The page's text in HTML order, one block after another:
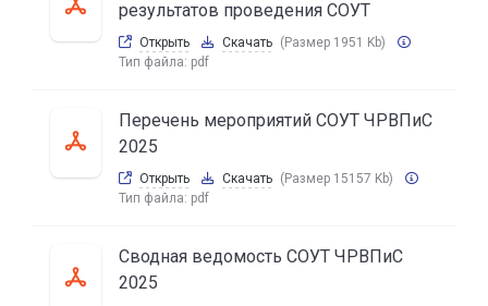
результатов проведения СОУТ
Открыть Скачать (Размер 1951 Kb)
Тип файла: pdf
Перечень мероприятий СОУТ ЧРВПиС
2025
Открыть Скачать (Размер 15157 Kb)
Тип файла: pdf
Сводная ведомость СОУТ ЧРВПиС
2025